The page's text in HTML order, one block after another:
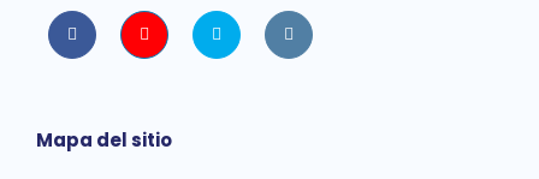
Facebook Youtube twitter instagram
Mapa del sitio